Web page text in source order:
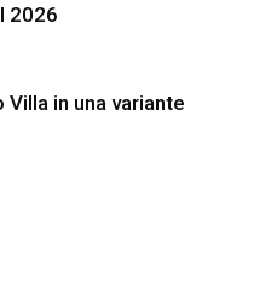
2026
Villa in una variante